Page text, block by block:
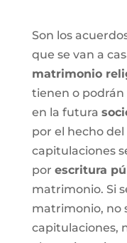
Son los
que se van a
matrimonio
tienen o podrán
en la futura
por el hecho
capitulaciones
por escritura
matrimonio. Si
matrimonio, no
capitulaciones,